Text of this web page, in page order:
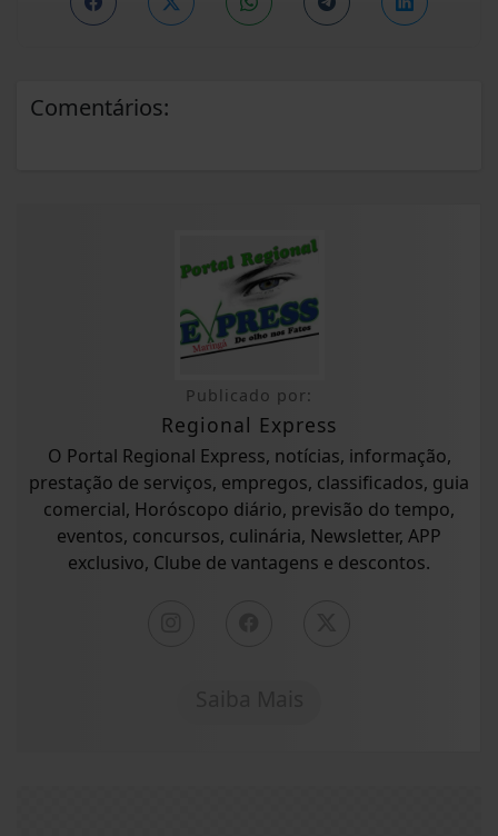
Comentários:
Publicado por:
Regional Express
O Portal Regional Express, notícias, informação,
prestação de serviços, empregos, classificados, guia
comercial, Horóscopo diário, previsão do tempo,
eventos, concursos, culinária, Newsletter, APP
exclusivo, Clube de vantagens e descontos.